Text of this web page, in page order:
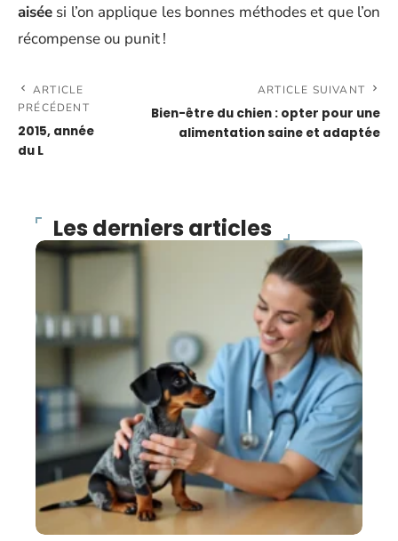
aisée si l’on applique les bonnes méthodes et que l’on
récompense ou punit !
ARTICLE
PRÉCÉDENT
2015, année
du L
ARTICLE SUIVANT
Bien-être du chien : opter pour une
alimentation saine et adaptée
Les derniers articles